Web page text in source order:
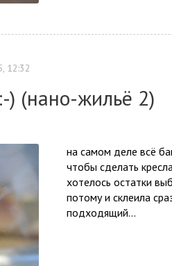
12:32
) (нано-жильё 2)
на самом деле всё
чтобы сделать
хотелось остатки
потому и склеила
подходящий...